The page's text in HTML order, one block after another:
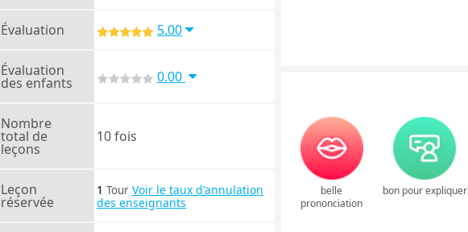
Évaluation 5.00
Évaluation
des enfants 0.00
Nombre
total de
leçons
10 fois
Leçon
réservée
1 Tour Voir le taux d'annulation
des enseignants
belle
prononciation
bon pour expliquer